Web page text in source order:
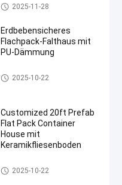
Innenabmessungen
Flat Pack Klapphaus
2025-11-28
Erdbebensicheres
Flachpack-Falthaus mit
PU-Dämmung
Flat Pack Klapphaus
2025-10-22
Customized 20ft Prefab
Flat Pack Container
House mit
Keramikfliesenboden
Flat Pack Klapphaus
2025-10-22